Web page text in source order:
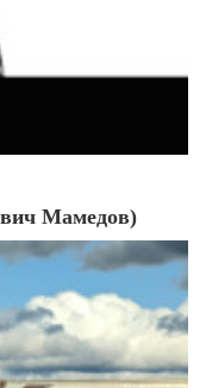
Мамедов)